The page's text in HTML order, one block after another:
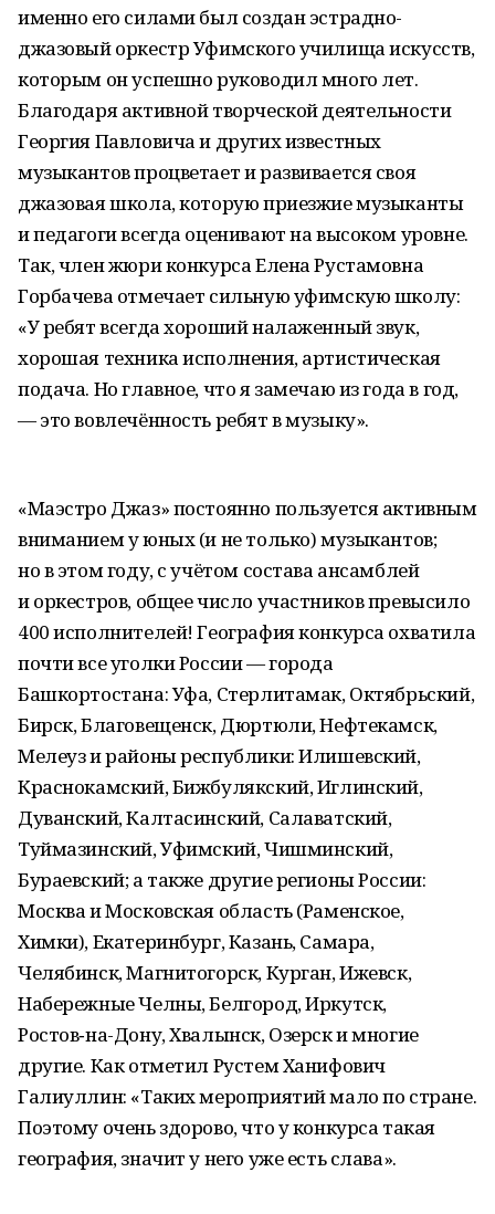
именно его силами был создан эстрадно-
джазовый оркестр Уфимского училища искусств,
которым он успешно руководил много лет.
Благодаря активной творческой деятельности
Георгия Павловича и других известных
музыкантов процветает и развивается своя
джазовая школа, которую приезжие музыканты
и педагоги всегда оценивают на высоком уровне.
Так, член жюри конкурса Елена Рустамовна
Горбачева отмечает сильную уфимскую школу:
«У ребят всегда хороший налаженный звук,
хорошая техника исполнения, артистическая
подача. Но главное, что я замечаю из года в год,
— это вовлечённость ребят в музыку».
«Маэстро Джаз» постоянно пользуется активным
вниманием у юных (и не только) музыкантов;
но в этом году, с учётом состава ансамблей
и оркестров, общее число участников превысило
400 исполнителей! География конкурса охватила
почти все уголки России — города
Башкортостана: Уфа, Стерлитамак, Октябрьский,
Бирск, Благовещенск, Дюртюли, Нефтекамск,
Мелеуз и районы республики: Илишевский,
Краснокамский, Бижбулякский, Иглинский,
Дуванский, Калтасинский, Салаватский,
Туймазинский, Уфимский, Чишминский,
Бураевский; а также другие регионы России:
Москва и Московская область (Раменское,
Химки), Екатеринбург, Казань, Самара,
Челябинск, Магнитогорск, Курган, Ижевск,
Набережные Челны, Белгород, Иркутск,
Ростов‑на-Дону, Хвалынск, Озерск и многие
другие. Как отметил Рустем Ханифович
Галиуллин: «Таких мероприятий мало по стране.
Поэтому очень здорово, что у конкурса такая
география, значит у него уже есть слава».